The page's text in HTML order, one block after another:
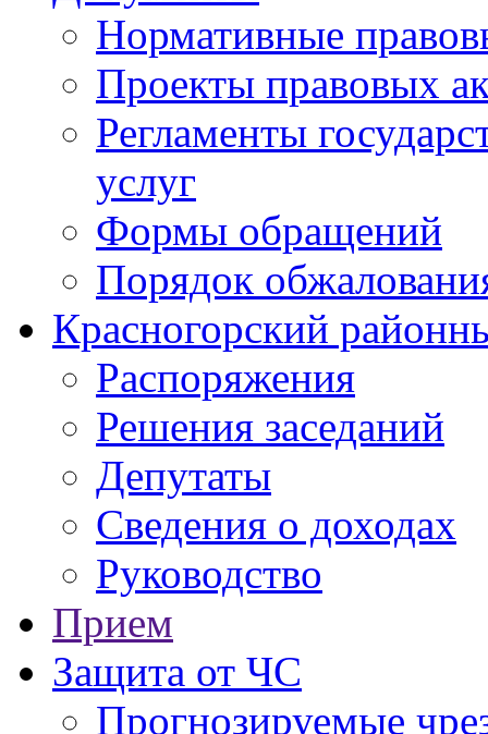
Нормативные
Проекты правовых
Регламенты
услуг
Формы обращений
Порядок
Красногорский
Распоряжения
Решения заседаний
Депутаты
Сведения о доходах
Руководство
Прием
Защита от ЧС
Прогнозируемые